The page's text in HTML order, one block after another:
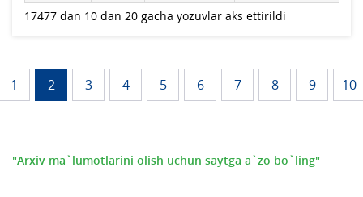
17477 dan 10 dan 20 gacha yozuvlar aks ettirildi
1 2 3 4 5 6 7 8 9 10
"Arxiv ma`lumotlarini olish uchun saytga a`zo bo`ling"